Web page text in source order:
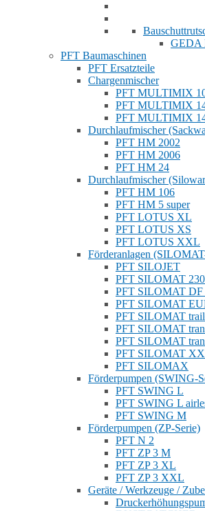
GEDA
PFT Baumaschinen
PFT Ersatzteile
Chargenmischer
PFT MULTIMIX
PFT MULTIMIX
PFT MULTIMIX
Durchlaufmischer
PFT HM 2002
PFT HM 2006
PFT HM 24
Durchlaufmischer
PFT HM 106
PFT HM 5 super
PFT LOTUS XL
PFT LOTUS XS
PFT LOTUS XXL
Förderanlagen
PFT SILOJET
PFT SILOMAT
PFT SILOMAT DF
PFT SILOMAT
PFT SILOMAT
PFT SILOMAT
PFT SILOMAT
PFT SILOMAT
PFT SILOMAX
Förderpumpen (SWING-
PFT SWING L
PFT SWING L
PFT SWING M
Förderpumpen (ZP-Serie)
PFT N 2
PFT ZP 3 M
PFT ZP 3 XL
PFT ZP 3 XXL
Geräte / Werkzeuge /